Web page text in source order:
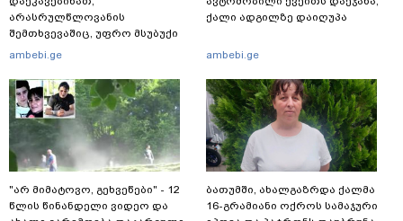
არასრულწლოვანის
შემთხვევაშიც, უფრო მსუბუქი
ვარიანტი ძნელი
რატომ აღსრულდა განჩინება
ღამე" - იურისტები
ambebi.ge
"არ მიმატოვო, გეხვეწები" - 12
წლის წინანდელი ვიდეო და
ქალი ადგილზე დაიღუპა
ambebi.ge
ბათუმში, ახალგაზრდა ქალმა
16-გრამიანი ოქროს სამაჯური